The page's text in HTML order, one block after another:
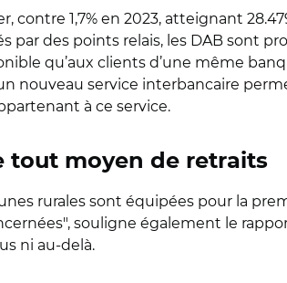
contre 1,7% en 2023, atteignant
par des points relais, les DAB sont
qu’aux clients d’une même
nouveau service interbancaire
à ce service.
tout moyen de retraits
rurales sont équipées pour la
souligne également le
ni au-delà.